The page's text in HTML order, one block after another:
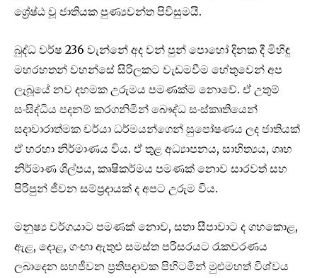
ශ්‍රේෂ්ඨ වූ ජාතියක පුණ්‍යවන්ත පිවිසුමයි.
බුද්ධ වර්ෂ 236 වැන්නේ අද වන් පුන් පොහෝ දිනක දී මිහිඳු
මහරහතන් වහන්සේ සිරිලකට වැඩමවීම හේතුවෙන් අප
ලැබූයේ නව දහමක උරුමය පමණක්ම නොවේ. ඒ උතුම්
සංසිද්ධිය පදනම් කරගනිමින් බෞද්ධ සංස්කෘතියෙන්
සදාචාරාත්මක චර්යා ධර්මයන්ගෙන් සුපෝෂණය ලද ජාතියක්
ඒ හරහා නිර්මාණය විය. ඒ තුළ අධ්‍යාපනය, සාහිත්‍යය, ගෘහ
නිර්මාණ ශිල්පය, කෘෂිකර්මය පමණක් නොව සාරවත් සහ
පිරිපුන් ජීවන සම්ප්‍රදායක් ද අපට උරුම විය.
මනුෂ්‍ය වර්ගයාට පමණක් නොව, සතා සීපාවාට ද ගහකොළ,
ඇළ, දොළ, ගංඟා ඇතුළු සමස්ත පරිසරයට රැකවරණය
ලබාදෙන සහජීවන ප්‍රතිපදාවක පිහිටමින් මුළුමහත් විශ්වය